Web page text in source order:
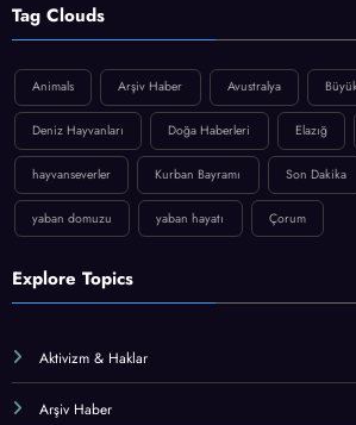
Tag Clouds
Animals Arşiv Haber Avustralya
Deniz Hayvanları Doğa Haberleri Elazığ
hayvanseverler Kurban Bayramı Son Dakika
yaban domuzu yaban hayatı Çorum
Explore Topics
Aktivizm & Haklar
Arşiv Haber